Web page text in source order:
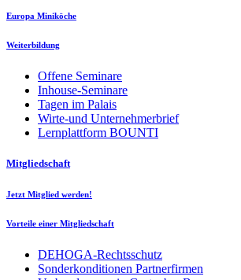
Europa Miniköche
Weiterbildung
Offene Seminare
Inhouse-Seminare
Tagen im Palais
Wirte-und Unternehmerbrief
Lernplattform BOUNTI
Mitgliedschaft
Jetzt Mitglied werden!
Vorteile einer Mitgliedschaft
DEHOGA-Rechtsschutz
Sonderkonditionen Partnerfirmen